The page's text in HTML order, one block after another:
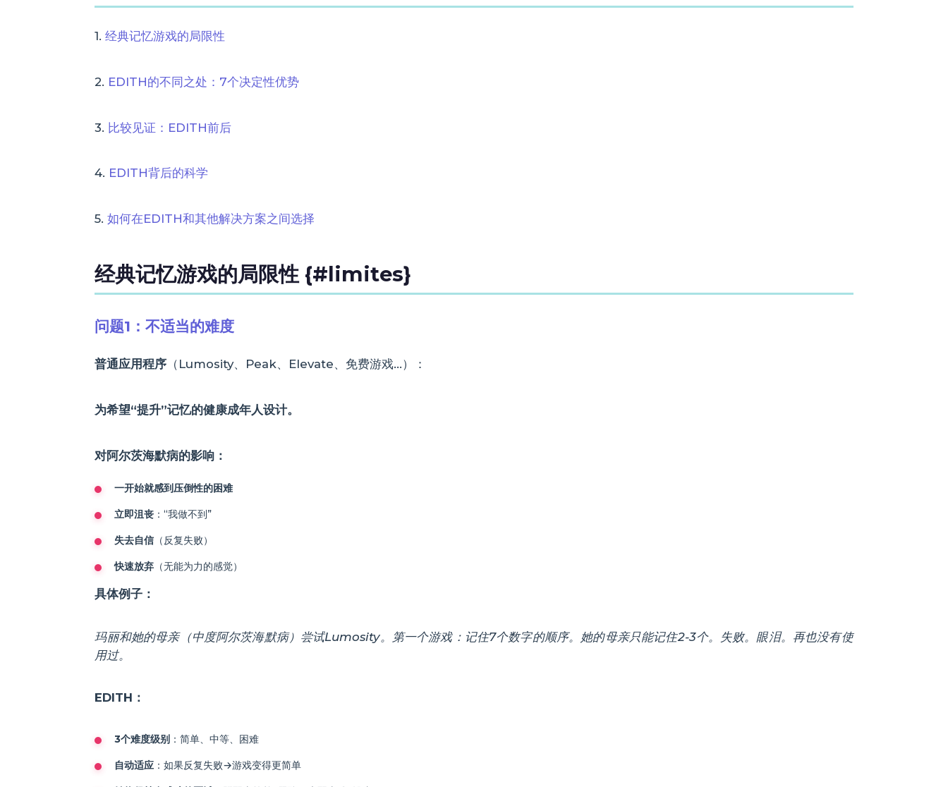
1.经典记忆游戏的局限性
2. EDITH的不同之处：7个决定性优势
3. 比较见证：EDITH前后
4. EDITH背后的科学
5.如何在EDITH和其他解决方案之间选择
经典记忆游戏的局限性 {#limites}
问题1：不适当的难度
普通应用程序 （Lumosity、Peak、Elevate、免费游戏...）：
为希望“提升”记忆的健康成年人设计。
对阿尔茨海默病的影响：
一开始就感到压倒性的困难
立即沮丧 ：“我做不到”
失去自信 （反复失败）
快速放弃 （无能为力的感觉）
具体例子：
玛丽和她的母亲（中度阿尔茨海默病）尝试Lumosity。第一个游戏：记住7个数字的顺序。她的母亲只能记住2-3个。失败。眼泪。再也没有使
用过。
EDITH：
3个难度级别 ：简单、中等、困难
自动适应 ：如果反复失败→游戏变得更简单